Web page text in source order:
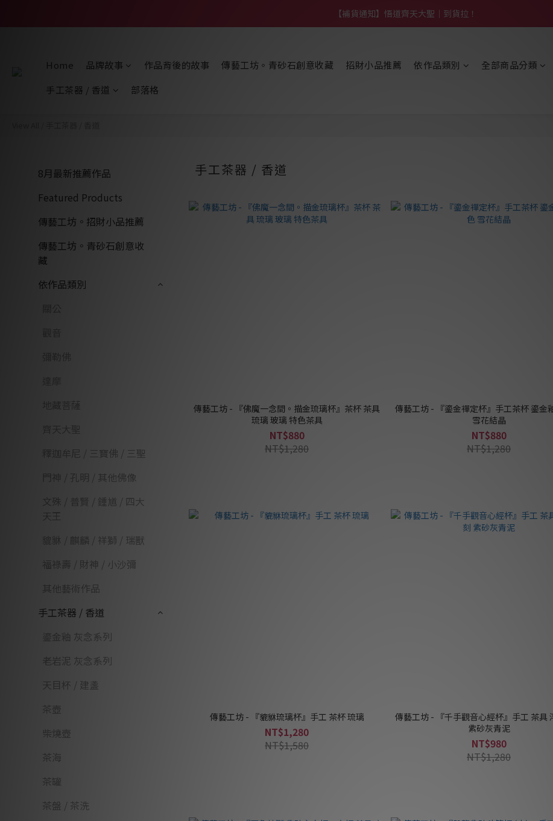
【熱門】馬上有系列！四種寶物幫你財運「轉」進來
【熱門】馬上有系列！四種寶物幫你財運「轉」進來
Home 品牌故事 作品背後的故事 傳藝工坊。青砂石創意收藏 招財小品推薦 依作品類別
全部商品分類
手工茶器 / 香道
部落格
8月最新推薦作品
Featured Products
傳藝工坊。招財小品推薦
傳藝工坊。青砂石創意收
藏
依作品類別
齊天大聖
釋迦牟尼 / 三寶佛 / 三聖
門神 / 孔明 / 其他佛像
文殊 / 普賢 / 鍾馗 / 四大
天王
貔貅 / 麒麟 / 祥獅 / 瑞獸
福祿壽 / 財神 / 小沙彌
其他藝術作品
手工茶器 / 香道
鎏金釉 灰念系列
老岩泥 灰念系列
天目杯 / 建盞
茶壺
柴燒壺
茶海
茶罐
茶盤 / 茶洗
手工茶器 / 香道
傳藝工坊 - 『佛魔一念間。描金琉璃杯』茶杯 茶具
琉璃 玻璃 特色茶具
NT$880
NT$1,280
傳藝工坊 - 『鎏金禪定杯』手工茶杯 鎏金
雪花結晶
NT$880
NT$1,280
傳藝工坊 - 『貔貅琉璃杯』手工 茶杯 琉璃
NT$1,280
NT$1,580
傳藝工坊 - 『千手觀音心經杯』手工 茶具
紫砂灰青泥
NT$980
NT$1,280